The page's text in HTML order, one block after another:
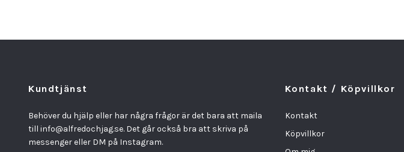
Kundtjänst
Behöver du hjälp eller har några frågor är det bara att maila
till info@alfredochjag.se. Det går också bra att skriva på
messenger eller DM på Instagram.
Kontakt / Köpvillkor
Kontakt
Köpvillkor